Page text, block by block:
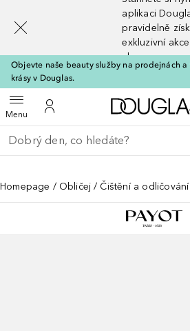
aplikaci
pravidelně
exkluzivní
slevy
Objevte naše beauty služby na prodejnách a
krásy v Douglas.
MenuOtevřít menuK mému účtu
Vraťte se
Proveďte vyhledávání
Homepage Obličej Čištění a odličování
[navigation.slideout.screenreader]